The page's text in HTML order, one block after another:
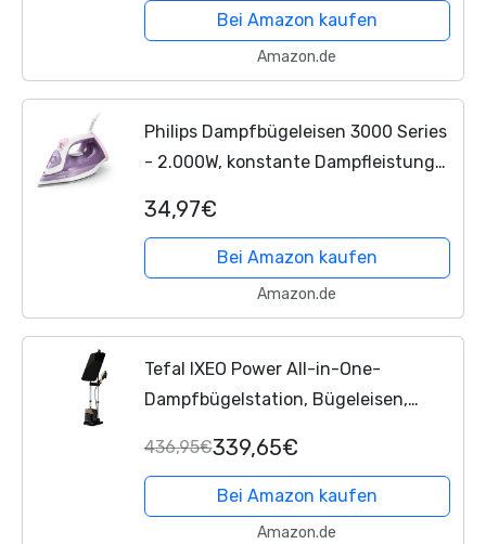
Dampfstoß, Abschaltautomatik,
Made...
Bei Amazon kaufen
Amazon.de
Philips Dampfbügeleisen 3000 Series
- 2.000W, konstante Dampfleistung
Keramikbügelsohle, Vertikaldampf,
Lila/Weiß (DST3010/30)
34,97€
Bei Amazon kaufen
Amazon.de
Tefal IXEO Power All-in-One-
Dampfbügelstation, Bügeleisen,
Smartboard, leichter Dampfglätter,
Hochdruckdampf-Technologie, 5,8
bar...
436,95€339,65€
Bei Amazon kaufen
Amazon.de